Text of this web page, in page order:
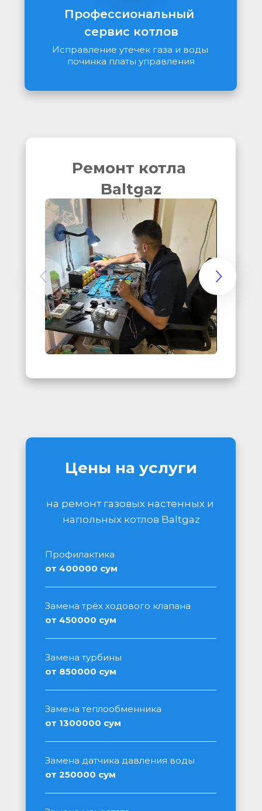
Профессиональный
сервис котлов
Исправление утечек газа и воды
починка платы управления
Ремонт котла
Baltgaz
Цены на услуги
на ремонт газовых настенных и
напольных котлов Baltgaz
Профилактика
от 400000 сум
Замена трёх ходового клапана
от 450000 сум
Замена турбины
от 850000 сум
Замена теплообменника
от 1300000 сум
Замена датчика давления воды
от 250000 сум